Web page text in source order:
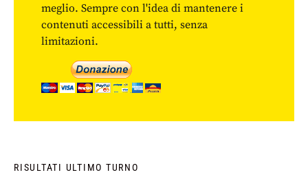
meglio. Sempre con l'idea di mantenere i
contenuti accessibili a tutti, senza
limitazioni.
RISULTATI ULTIMO TURNO